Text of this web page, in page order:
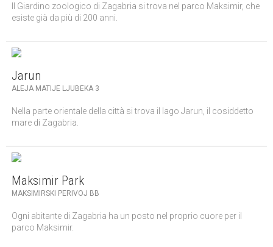
Il Giardino zoologico di Zagabria si trova nel parco Maksimir, che
esiste già da più di 200 anni.
Jarun
ALEJA MATIJE LJUBEKA 3
Nella parte orientale della città si trova il lago Jarun, il cosiddetto
mare di Zagabria.
Maksimir Park
MAKSIMIRSKI PERIVOJ BB
Ogni abitante di Zagabria ha un posto nel proprio cuore per il
parco Maksimir.